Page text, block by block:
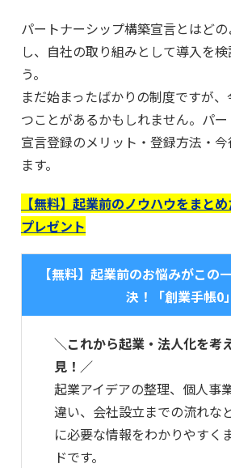
パートナーシップ構築宣言とはど
し、自社の取り組みとして導入を
う。
まだ始まったばかりの制度ですが
つことがあるかもしれません。パ
宣言登録のメリット・登録方法・
ます。
【無料】起業前のノウハウをまと
プレゼント
【無料】起業前のお悩みがこの
決！「創業手帳0」
＼これから起業・法人化を考
見！／
起業アイデアの整理、個人事
違い、会社設立までの流れな
に必要な情報をわかりやすく
ドです。